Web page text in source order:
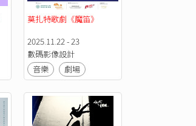
莫扎特歌劇《魔笛》
2025.11.22 - 23
數碼影像設計
音樂
劇場